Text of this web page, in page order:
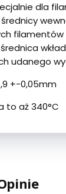
dla
udanego
+-0,05mm
to aż 340°C